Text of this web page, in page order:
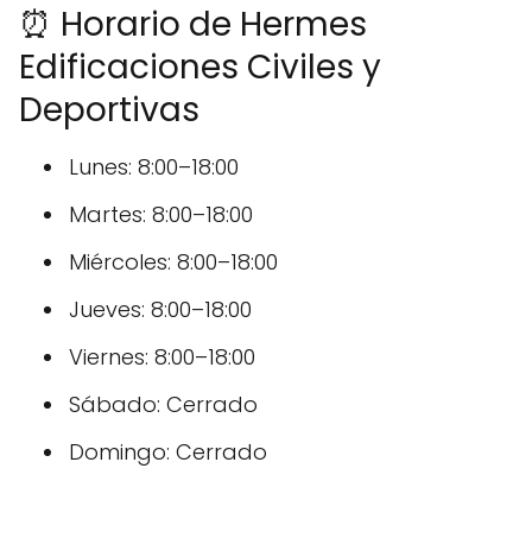
⏰ Horario de Hermes
Edificaciones Civiles y
Deportivas
Lunes: 8:00–18:00
Martes: 8:00–18:00
Miércoles: 8:00–18:00
Jueves: 8:00–18:00
Viernes: 8:00–18:00
Sábado: Cerrado
Domingo: Cerrado